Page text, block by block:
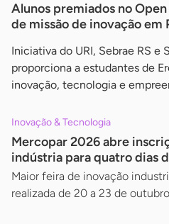
Alunos premiados no
de missão de inovação em
Iniciativa do URI, Sebrae RS e
proporciona a estudantes de
inovação, tecnologia e
Inovação & Tecnologia
Mercopar 2026 abre
indústria para quatro dias
Maior feira de inovação
realizada de 20 a 23 de